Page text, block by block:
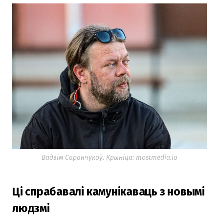
Вадзім Саранчукоў. Крыніца: mostmedia.io
Ці спрабавалі камунікаваць з новымі
людзмі